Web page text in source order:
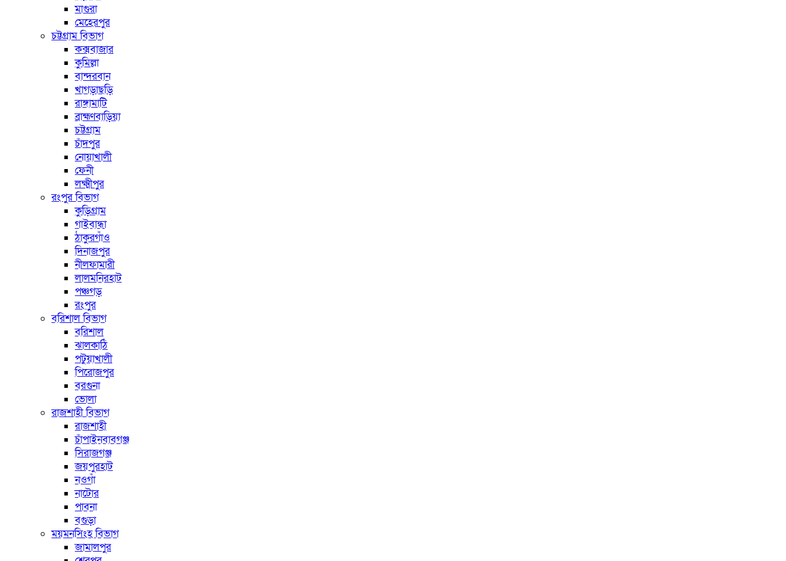
মাগুরা
মেহেরপুর
চট্টগ্রাম বিভাগ
কক্সবাজার
কুমিল্লা
বান্দরবান
খাগড়াছড়ি
রাঙ্গামাটি
ব্রাহ্মণবাড়িয়া
চট্টগ্রাম
চাঁদপুর
নোয়াখালী
ফেনী
লক্ষ্মীপুর
রংপুর বিভাগ
কুড়িগ্রাম
গাইবান্ধা
ঠাকুরগাঁও
দিনাজপুর
নীলফামারী
লালমনিরহাট
পঞ্চগড়
রংপুর
বরিশাল বিভাগ
বরিশাল
ঝালকাঠি
পটুয়াখালী
পিরোজপুর
বরগুনা
ভোলা
রাজশাহী বিভাগ
রাজশাহী
চাঁপাইনবাবগঞ্জ
সিরাজগঞ্জ
জয়পুরহাট
নওগাঁ
নাটোর
পাবনা
বগুড়া
ময়মনসিংহ বিভাগ
জামালপুর